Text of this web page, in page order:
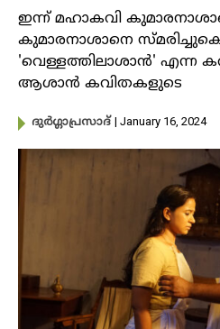
ഇന്ന് മഹാകവി
കുമാരനാശാനെ
'വെള്ളത്തിലാശാൻ' എന്ന
ആശാൻ കവിതകളുടെ
ദുർഗ്ഗാപ്രസാദ് | January 16, 2024